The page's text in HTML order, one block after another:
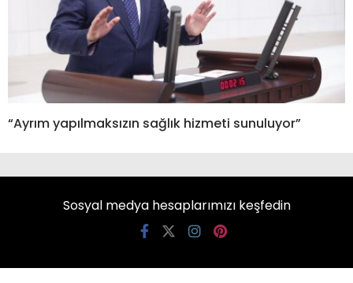
“Ayrım yapılmaksızın sağlık hizmeti sunuluyor”
Sosyal medya hesaplarımızı keşfedin